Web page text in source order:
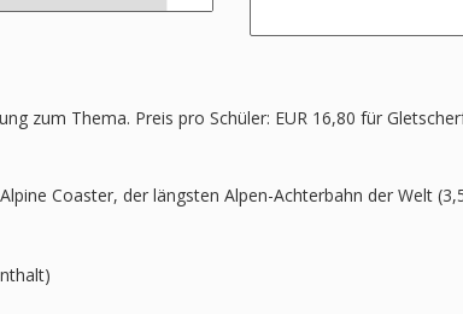
zum Thema. Preis pro Schüler: EUR 16,80 für
Coaster, der längsten Alpen-Achterbahn der Welt